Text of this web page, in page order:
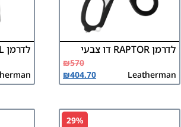
לדרמן RAPTOR דו צבעי
Leatherman
₪570
₪404.70
לדרמן SKELETOOL
29%